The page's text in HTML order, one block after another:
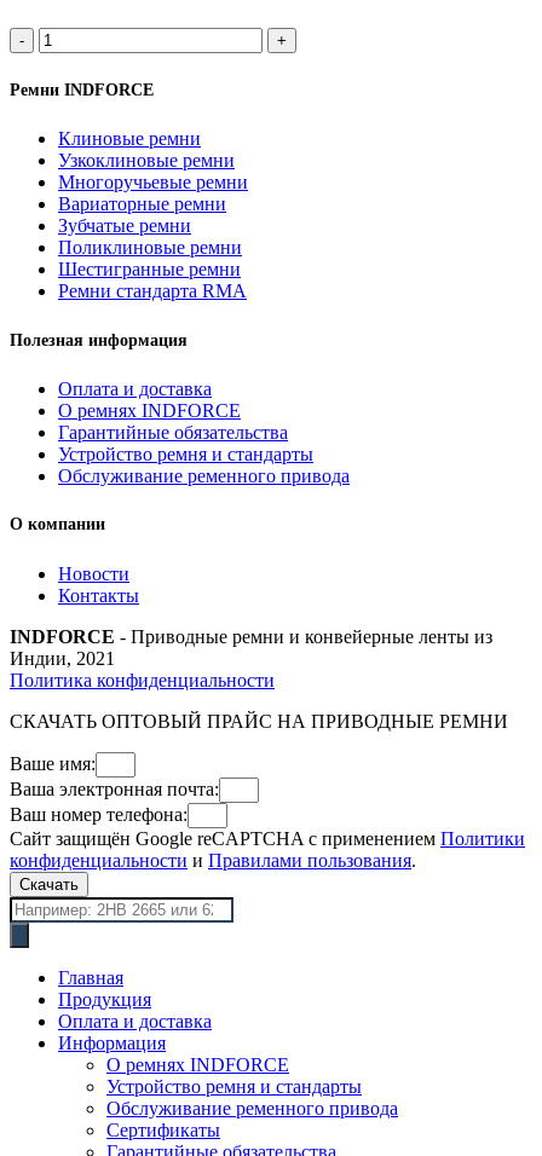
Ремень
87441272/
84292913/
R135193/
L101411/
INDFORCE
quantity
Ремни INDFORCE
Клиновые ремни
Узкоклиновые ремни
Многоручьевые ремни
Вариаторные ремни
Зубчатые ремни
Поликлиновые ремни
Шестигранные ремни
Ремни стандарта RMA
Полезная информация
Оплата и доставка
О ремнях INDFORCE
Гарантийные обязательства
Устройство ремня и стандарты
Обслуживание ременного привода
О компании
Новости
Контакты
INDFORCE - Приводные ремни и конвейерные ленты из
Индии, 2021
Политика конфиденциальности
СКАЧАТЬ ОПТОВЫЙ ПРАЙС НА ПРИВОДНЫЕ РЕМНИ
Ваше имя:
Ваша электронная почта:
Ваш номер телефона:
Сайт защищён Google reCAPTCHA с применением Политики
конфиденциальности и Правилами пользования.
Скачать
Поиск
товаров
Главная
Продукция
Оплата и доставка
Информация
О ремнях INDFORCE
Устройство ремня и стандарты
Обслуживание ременного привода
Сертификаты
Гарантийные обязательства